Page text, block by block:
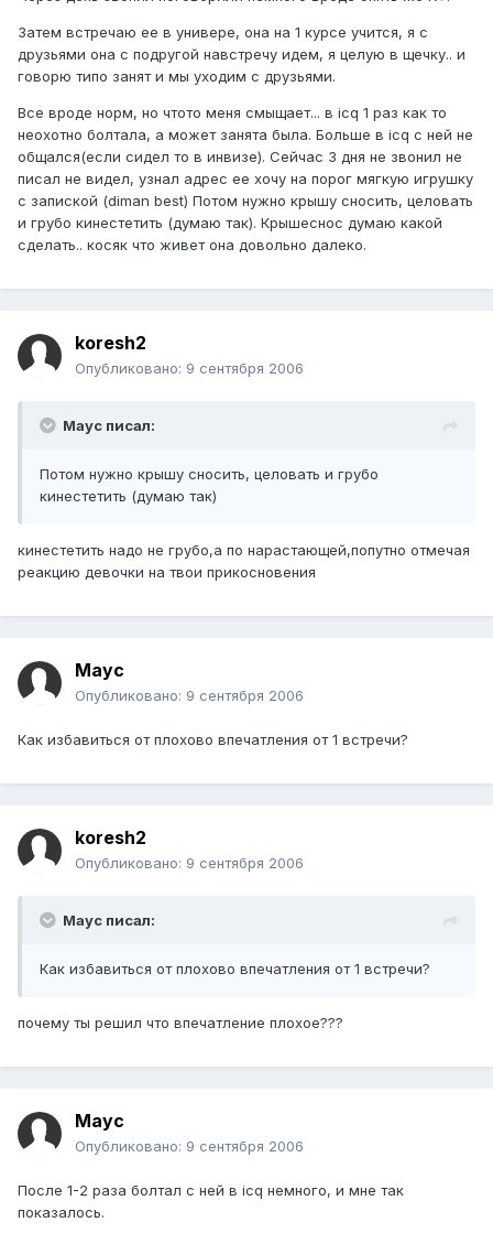
Затем встречаю ее в универе, она на 1 курсе учится, я с
друзьями она с подругой навстречу идем, я целую в щечку.. и
говорю типо занят и мы уходим с друзьями.
Все вроде норм, но чтото меня смыщает... в icq 1 раз как то
неохотно болтала, а может занята была. Больше в icq с ней не
общался(если сидел то в инвизе). Сейчас 3 дня не звонил не
писал не видел, узнал адрес ее хочу на порог мягкую игрушку
с запиской (diman best) Потом нужно крышу сносить, целовать
и грубо кинестетить (думаю так). Крышеснос думаю какой
сделать.. косяк что живет она довольно далеко.
koresh2
Опубликовано: 9 сентября 2006
Mayc писал:
Потом нужно крышу сносить, целовать и грубо
кинестетить (думаю так)
кинестетить надо не грубо,а по нарастающей,попутно отмечая
реакцию девочки на твои прикосновения
Mayc
Опубликовано: 9 сентября 2006
Как избавиться от плохово впечатления от 1 встречи?
koresh2
Опубликовано: 9 сентября 2006
Mayc писал:
Как избавиться от плохово впечатления от 1 встречи?
почему ты решил что впечатление плохое???
Mayc
Опубликовано: 9 сентября 2006
После 1-2 раза болтал с ней в icq немного, и мне так
показалось.